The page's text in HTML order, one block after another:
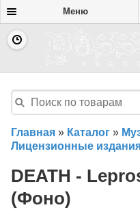
Меню
Главная » Каталог »
Лицензионные
DEATH -
(Фоно)